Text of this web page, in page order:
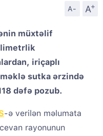
A- A
+
müxtəlif
iriçaplı
sutka ərzində
dəfə pozub.
-ə verilən məlumata
rayonunun